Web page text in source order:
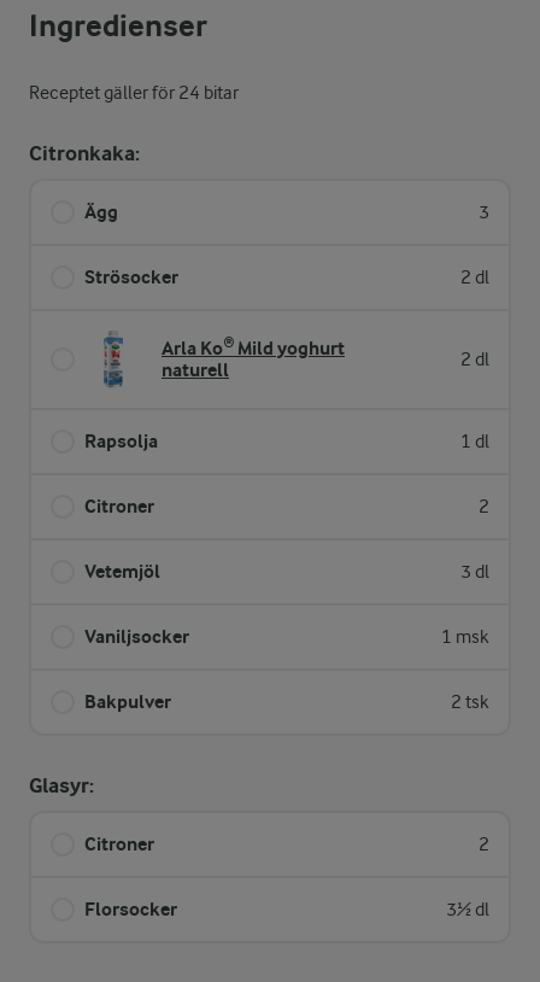
Ingredienser
Receptet gäller för 24 bitar
Citronkaka:
Ägg 3
Strösocker 2 dl
Arla Ko® Mild yoghurt
naturell
2 dl
Rapsolja 1 dl
Citroner 2
Vetemjöl 3 dl
Vaniljsocker 1 msk
Bakpulver 2 tsk
Glasyr:
Citroner 2
Florsocker 3½ dl